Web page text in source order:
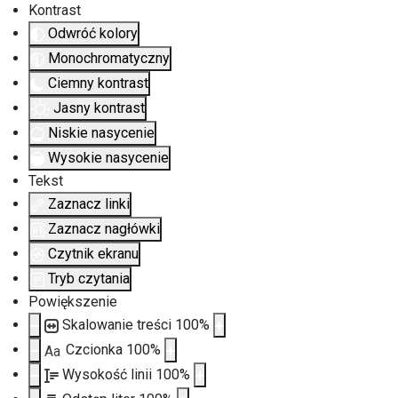
Kontrast
Odwróć kolory
Monochromatyczny
Ciemny kontrast
Jasny kontrast
Niskie nasycenie
Wysokie nasycenie
Tekst
Zaznacz linki
Zaznacz nagłówki
Czytnik ekranu
Tryb czytania
Powiększenie
Skalowanie treści 100%
Aa Czcionka 100%
Wysokość linii 100%